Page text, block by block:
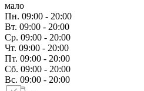
мало
Пн. 09:00 - 20:00
Вт. 09:00 - 20:00
Ср. 09:00 - 20:00
Чт. 09:00 - 20:00
Пт. 09:00 - 20:00
Сб. 09:00 - 20:00
Вс. 09:00 - 20:00